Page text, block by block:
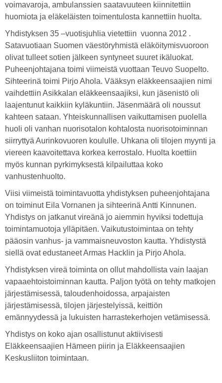
voimavaroja, ambulanssien saatavuuteen kiinnitettiin
huomiota ja eläkeläisten toimentulosta kannettiin huolta.
Yhdistyksen 35 –vuotisjuhlia vietettiin vuonna 2012 .
Satavuotiaan Suomen väestöryhmistä eläköitymisvuoroon
olivat tulleet sotien jälkeen syntyneet suuret ikäluokat.
Puheenjohtajana toimi viimeistä vuottaan Teuvo Suopelto.
Sihteerinä toimi Pirjo Ahola. Vääksyn eläkkeensaajien nimi
vaihdettiin Asikkalan eläkkeensaajiksi, kun jäsenistö oli
laajentunut kaikkiin kyläkuntiin. Jäsenmäärä oli noussut
kahteen sataan. Yhteiskunnallisen vaikuttamisen puolella
huoli oli vanhan nuorisotalon kohtalosta nuorisotoiminnan
siirryttyä Aurinkovuoren koululle. Uhkana oli tilojen myynti ja
viereen kaavoitettava korkea kerrostalo. Huolta koettiin
myös kunnan pyrkimyksestä kilpailuttaa koko
vanhustenhuolto.
Viisi viimeistä toimintavuotta yhdistyksen puheenjohtajana
on toiminut Eila Vornanen ja sihteerinä Antti Kinnunen.
Yhdistys on jatkanut vireänä jo aiemmin hyviksi todettuja
toimintamuotoja ylläpitäen. Vaikutustoimintaa on tehty
pääosin vanhus- ja vammaisneuvoston kautta. Yhdistystä
siellä ovat edustaneet Armas Hacklin ja Pirjo Ahola.
Yhdistyksen vireä toiminta on ollut mahdollista vain laajan
vapaaehtoistoiminnan kautta. Paljon työtä on tehty matkojen
järjestämisessä, taloudenhoidossa, arpajaisten
järjestämisessä, tilojen järjestelyissä, keittiön
emännyydessä ja lukuisten harrastekerhojen vetämisessä.
Yhdistys on koko ajan osallistunut aktiivisesti
Eläkkeensaajien Hämeen piirin ja Eläkkeensaajien
Keskusliiton toimintaan.